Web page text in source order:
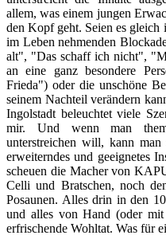
allem, was einem jungen
den Kopf geht. Seien es
im Leben nehmenden
alt", "Das schaff ich nicht",
an eine ganz besondere
Frieda") oder die unschöne
seinem Nachteil verändern
Ingolstadt beleuchtet viele
mir. Und wenn man
unterstreichen will, kann
erweiterndes und geeignetes
scheuen die Macher von
Celli und Bratschen, noch
Posaunen. Alles drin in den
und alles von Hand (oder
erfrischende Wohltat. Was für